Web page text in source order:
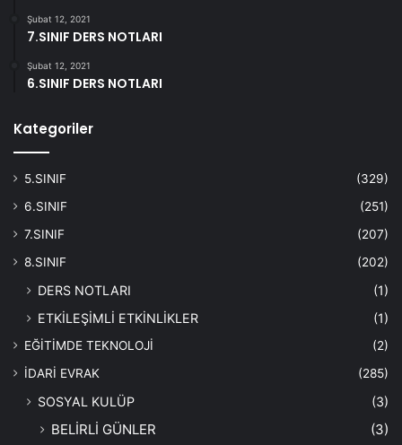
Şubat 12, 2021
7.SINIF DERS NOTLARI
Şubat 12, 2021
6.SINIF DERS NOTLARI
Kategoriler
5.SINIF
(329)
6.SINIF
(251)
7.SINIF
(207)
8.SINIF
(202)
DERS NOTLARI
(1)
ETKİLEŞİMLİ ETKİNLİKLER
(1)
EĞİTİMDE TEKNOLOJİ
(2)
İDARİ EVRAK
(285)
SOSYAL KULÜP (3)
BELİRLİ GÜNLER (3)